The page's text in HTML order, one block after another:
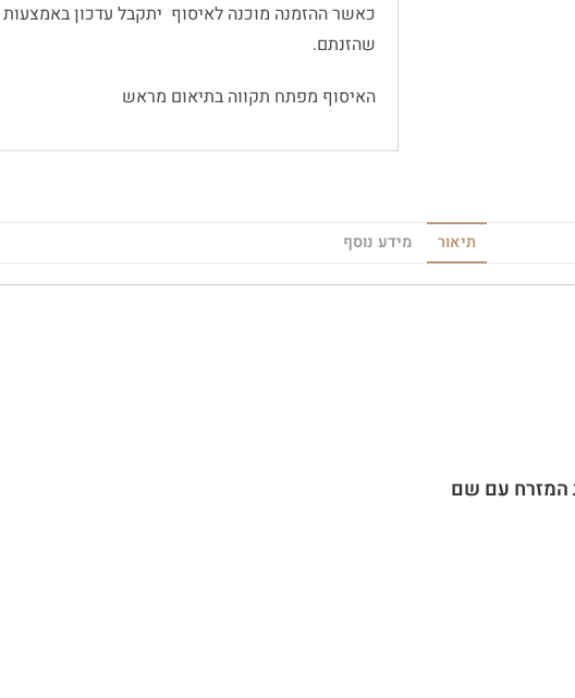
כאשר ההזמנה מוכנה לאיסוף יתקבל עדכון
שהזנתם.
האיסוף מפתח תקווה בתיאום מראש
תיאור מידע נוסף